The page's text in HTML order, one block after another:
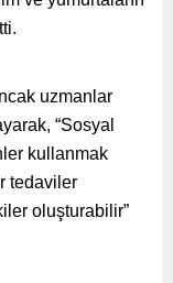
uzmanlar
“Sosyal
kullanmak
tedaviler
oluşturabilir”